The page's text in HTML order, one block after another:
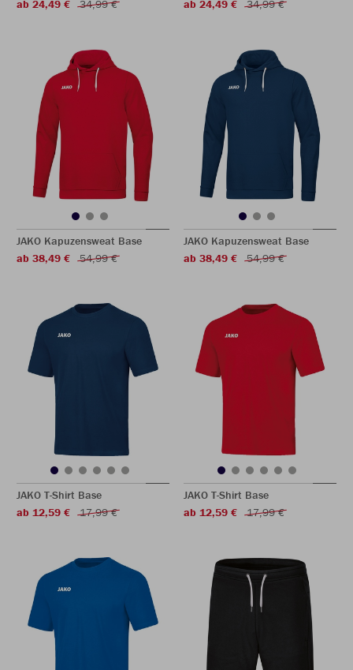
ab 24,49 €
34,99 €
ab 24,49 €
34,99 €
JAKO Kapuzensweat Base
ab 38,49 €
54,99 €
JAKO Kapuzensweat Base
ab 38,49 €
54,99 €
JAKO T-Shirt Base
ab 12,59 €
17,99 €
JAKO T-Shirt Base
ab 12,59 €
17,99 €